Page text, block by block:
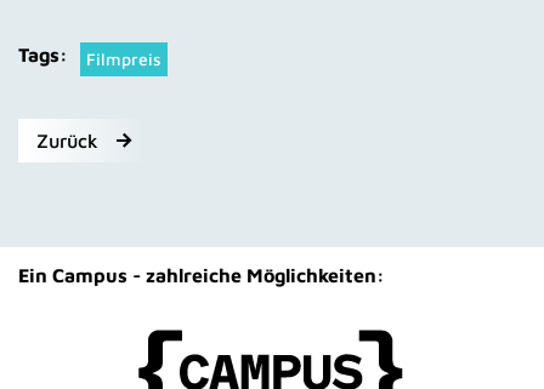
Tags: Filmpreis
Zurück
Ein Campus - zahlreiche Möglichkeiten: